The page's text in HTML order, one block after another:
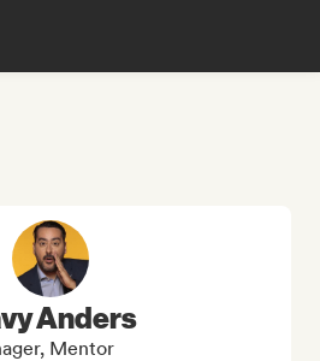
Anders
Mentor